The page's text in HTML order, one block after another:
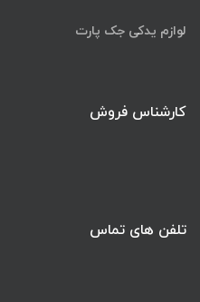
لوازم یدکی جک پارت
کارشناس فروش
تلفن های تماس